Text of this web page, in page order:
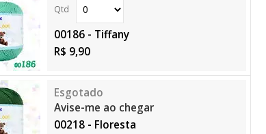
00186 - Tiffany
R$ 9,90
Avise-me ao chegar
00218 - Floresta